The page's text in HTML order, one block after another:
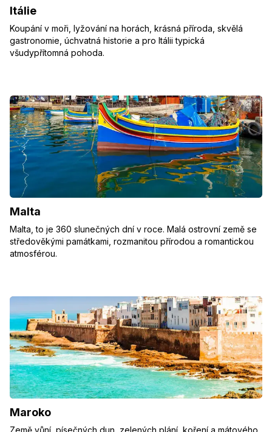
Itálie
Koupání v moři, lyžování na horách, krásná příroda, skvělá
gastronomie, úchvatná historie a pro Itálii typická
všudypřítomná pohoda.
Malta
Malta, to je 360 slunečných dní v roce. Malá ostrovní země se
středověkými památkami, rozmanitou přírodou a romantickou
atmosférou.
Maroko
Země vůní, písečných dun, zelených plání, koření a mátového